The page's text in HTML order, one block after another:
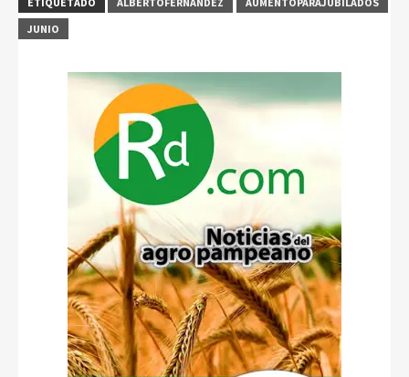
JUNIO